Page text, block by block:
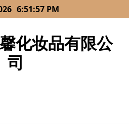
6:51:57 PM
化妆品有限公
司